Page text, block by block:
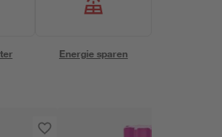
Energie sparen